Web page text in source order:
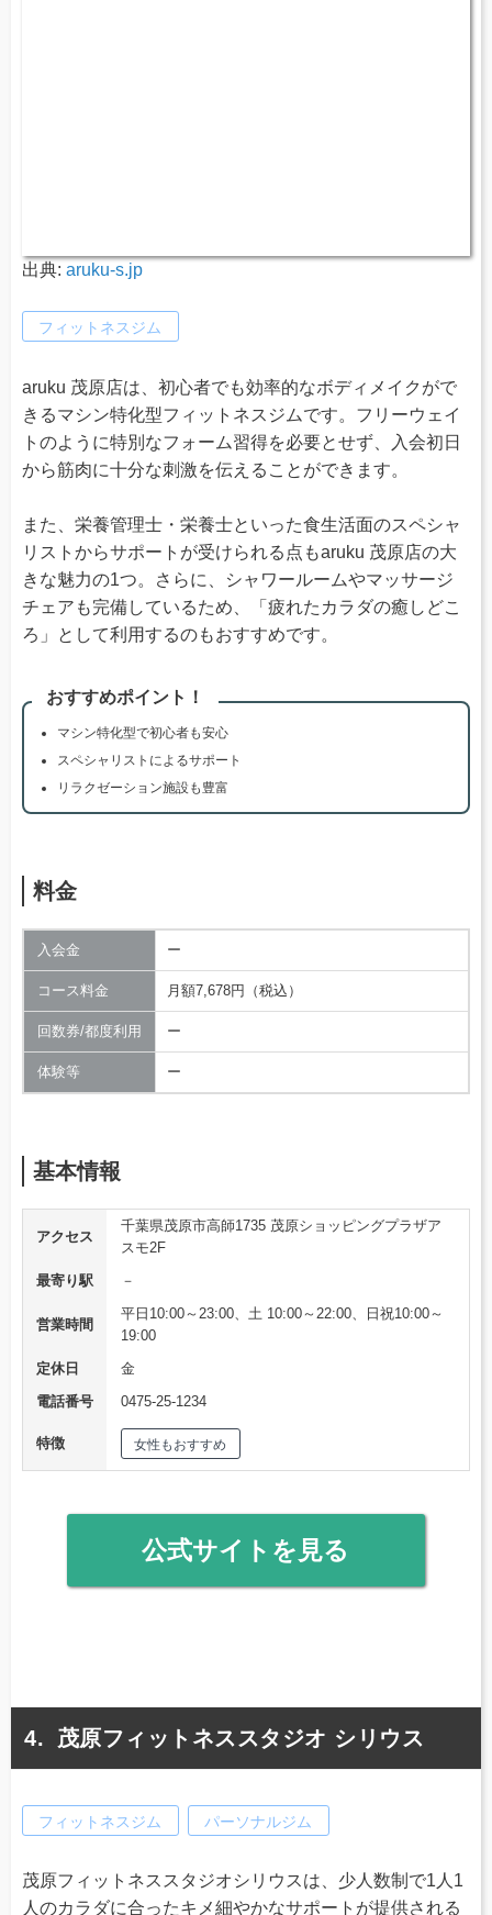
出典: aruku-s.jp
フィットネスジム
aruku 茂原店は、初心者でも効率的なボディメイクがで
きるマシン特化型フィットネスジムです。フリーウェイ
トのように特別なフォーム習得を必要とせず、入会初日
から筋肉に十分な刺激を伝えることができます。
また、栄養管理士・栄養士といった食生活面のスペシャ
リストからサポートが受けられる点もaruku 茂原店の大
きな魅力の1つ。さらに、シャワールームやマッサージ
チェアも完備しているため、「疲れたカラダの癒しどこ
ろ」として利用するのもおすすめです。
おすすめポイント！
マシン特化型で初心者も安心
スペシャリストによるサポート
リラクゼーション施設も豊富
料金
入会金 ー
コース料金 月額7,678円（税込）
回数券/都度利用 ー
体験等 ー
基本情報
アクセス
千葉県茂原市高師1735 茂原ショッピングプラザア
スモ2F
最寄り駅
－
営業時間
平日10:00～23:00、土 10:00～22:00、日祝10:00～
19:00
定休日
金
電話番号
0475-25-1234
特徴 女性もおすすめ
公式サイトを見る
茂原フィットネススタジオ シリウス
フィットネスジム パーソナルジム
茂原フィットネススタジオシリウスは、少人数制で1人1
人のカラダに合ったキメ細やかなサポートが提供される